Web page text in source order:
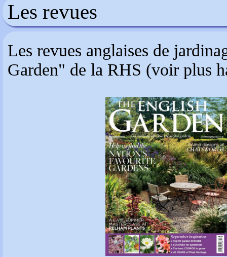
Les revues
Les revues anglaises de
Garden" de la RHS (voir plus